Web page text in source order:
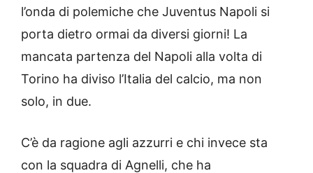
l’onda di polemiche che Juventus Napoli si
porta dietro ormai da diversi giorni! La
mancata partenza del Napoli alla volta di
Torino ha diviso l’Italia del calcio, ma non
solo, in due.
C’è da ragione agli azzurri e chi invece sta
con la squadra di Agnelli, che ha